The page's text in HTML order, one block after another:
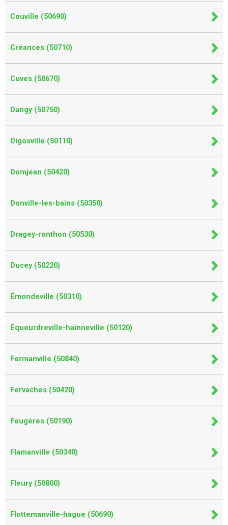
Couville (50690)
Créances (50710)
Cuves (50670)
Dangy (50750)
Digosville (50110)
Domjean (50420)
Donville-les-bains (50350)
Dragey-ronthon (50530)
Ducey (50220)
Émondeville (50310)
Équeurdreville-hainneville (50120)
Fermanville (50840)
Fervaches (50420)
Feugères (50190)
Flamanville (50340)
Fleury (50800)
Flottemanville-hague (50690)